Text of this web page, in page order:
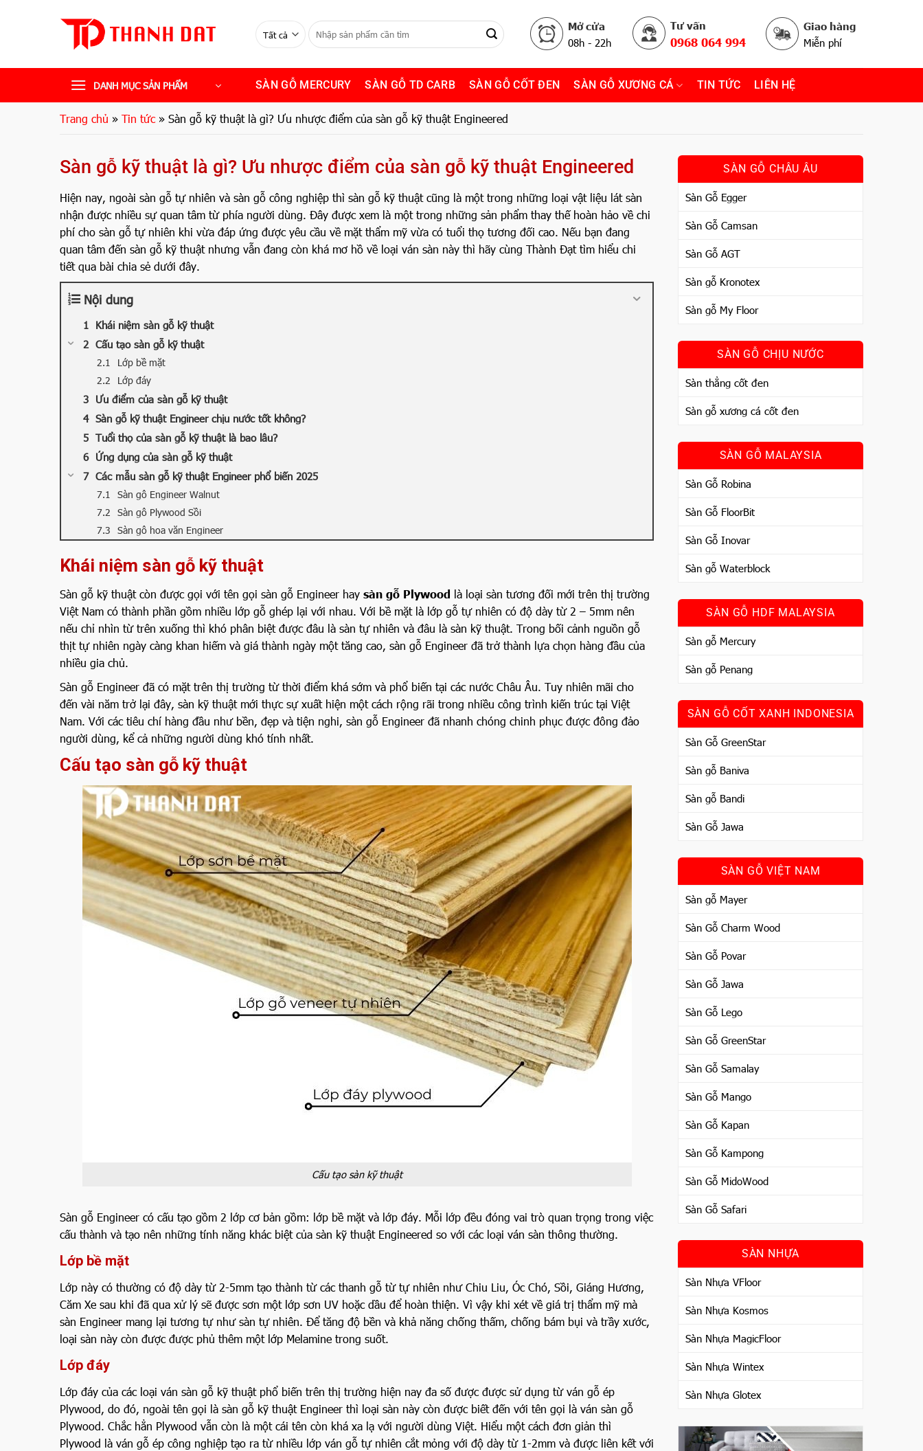
Mở cửa
08h - 22h
Tư vấn
0968 064 994
Giao hàng
Miễn phí
DANH MỤC SẢN PHẨM SÀN GỖ MERCURY SÀN GỖ TD CARB SÀN GỖ CỐT ĐEN SÀN GỖ XƯƠNG CÁ TIN TỨC LIÊN HỆ
Trang chủ » Tin tức » Sàn gỗ kỹ thuật là gì? Ưu nhược điểm của sàn gỗ kỹ thuật Engineered
Sàn gỗ kỹ thuật là gì? Ưu nhược điểm của sàn gỗ kỹ thuật Engineered
Hiện nay, ngoài sàn gỗ tự nhiên và sàn gỗ công nghiệp thì sàn gỗ kỹ thuật cũng là một trong những loại vật liệu lát sàn
nhận được nhiều sự quan tâm từ phía người dùng. Đây được xem là một trong những sản phẩm thay thế hoàn hảo về chi
phí cho sàn gỗ tự nhiên khi vừa đáp ứng được yêu cầu về mặt thẩm mỹ vừa có tuổi thọ tương đối cao. Nếu bạn đang
quan tâm đến sàn gỗ kỹ thuật nhưng vẫn đang còn khá mơ hồ về loại ván sàn này thì hãy cùng Thành Đạt tìm hiểu chi
tiết qua bài chia sẻ dưới đây.
Nội dung
Khái niệm sàn gỗ kỹ thuật
Cấu tạo sàn gỗ kỹ thuật
Lớp bề mặt
Lớp đáy
Ưu điểm của sàn gỗ kỹ thuật
Sàn gỗ kỹ thuật Engineer chịu nước tốt không?
Tuổi thọ của sàn gỗ kỹ thuật là bao lâu?
Ứng dụng của sàn gỗ kỹ thuật
Các mẫu sàn gỗ kỹ thuật Engineer phổ biến 2025
Sàn gỗ Engineer Walnut
Sàn gỗ Plywood Sồi
Sàn gỗ hoa văn Engineer
Khái niệm sàn gỗ kỹ thuật
Sàn gỗ kỹ thuật còn được gọi với tên gọi sàn gỗ Engineer hay sàn gỗ Plywood là loại sàn tương đối mới trên thị trường
Việt Nam có thành phần gồm nhiều lớp gỗ ghép lại với nhau. Với bề mặt là lớp gỗ tự nhiên có độ dày từ 2 – 5mm nên
nếu chỉ nhìn từ trên xuống thì khó phân biệt được đâu là sàn tự nhiên và đâu là sàn kỹ thuật. Trong bối cảnh nguồn gỗ
thịt tự nhiên ngày càng khan hiếm và giá thành ngày một tăng cao, sàn gỗ Engineer đã trở thành lựa chọn hàng đầu của
nhiều gia chủ.
Sàn gỗ Engineer đã có mặt trên thị trường từ thời điểm khá sớm và phổ biến tại các nước Châu Âu. Tuy nhiên mãi cho
đến vài năm trở lại đây, sàn kỹ thuật mới thực sự xuất hiện một cách rộng rãi trong nhiều công trình kiến trúc tại Việt
Nam. Với các tiêu chí hàng đầu như bền, đẹp và tiện nghi, sàn gỗ Engineer đã nhanh chóng chinh phục được đông đảo
người dùng, kể cả những người dùng khó tính nhất.
Cấu tạo sàn gỗ kỹ thuật
Cấu tạo sàn kỹ thuật
Sàn gỗ Engineer có cấu tạo gồm 2 lớp cơ bản gồm: lớp bề mặt và lớp đáy. Mỗi lớp đều đóng vai trò quan trọng trong việc
cấu thành và tạo nên những tính năng khác biệt của sàn kỹ thuật Engineered so với các loại ván sàn thông thường.
Lớp bề mặt
Lớp này có thường có độ dày từ 2-5mm tạo thành từ các thanh gỗ từ tự nhiên như Chiu Liu, Óc Chó, Sồi, Giáng Hương,
Căm Xe sau khi đã qua xử lý sẽ được sơn một lớp sơn UV hoặc dầu để hoàn thiện. Vì vậy khi xét về giá trị thẩm mỹ mà
sàn Engineer mang lại tương tự như sàn tự nhiên. Để tăng độ bền và khả năng chống thấm, chống bám bụi và trầy xước,
loại sàn này còn được được phủ thêm một lớp Melamine trong suốt.
Lớp đáy
Lớp đáy của các loại ván sàn gỗ kỹ thuật phổ biến trên thị trường hiện nay đa số được được sử dụng từ ván gỗ ép
Plywood, do đó, ngoài tên gọi là sàn gỗ kỹ thuật Engineer thì loại sàn này còn được biết đến với tên gọi là ván sàn gỗ
Plywood. Chắc hẳn Plywood vẫn còn là một cái tên còn khá xa lạ với người dùng Việt. Hiểu một cách đơn giản thì
Plywood là ván gỗ ép công nghiệp tạo ra từ nhiều lớp ván gỗ tự nhiên cắt mỏng với độ dày từ 1-2mm và được liên kết với
SÀN GỖ CHÂU ÂU
Sàn Gỗ Egger
Sàn Gỗ Camsan
Sàn Gỗ AGT
Sàn gỗ Kronotex
Sàn gỗ My Floor
SÀN GỖ CHỊU NƯỚC
Sàn thẳng cốt đen
Sàn gỗ xương cá cốt đen
SÀN GỖ MALAYSIA
Sàn Gỗ Robina
Sàn Gỗ FloorBit
Sàn Gỗ Inovar
Sàn gỗ Waterblock
SÀN GỖ HDF MALAYSIA
Sàn gỗ Mercury
Sàn gỗ Penang
SÀN GỖ CỐT XANH INDONESIA
Sàn Gỗ GreenStar
Sàn gỗ Baniva
Sàn gỗ Bandi
Sàn Gỗ Jawa
SÀN GỖ VIỆT NAM
Sàn gỗ Mayer
Sàn Gỗ Charm Wood
Sàn Gỗ Povar
Sàn Gỗ Jawa
Sàn Gỗ Lego
Sàn Gỗ GreenStar
Sàn Gỗ Samalay
Sàn Gỗ Mango
Sàn Gỗ Kapan
Sàn Gỗ Kampong
Sàn Gỗ MidoWood
Sàn Gỗ Safari
SÀN NHỰA
Sàn Nhựa VFloor
Sàn Nhựa Kosmos
Sàn Nhựa MagicFloor
Sàn Nhựa Wintex
Sàn Nhựa Glotex